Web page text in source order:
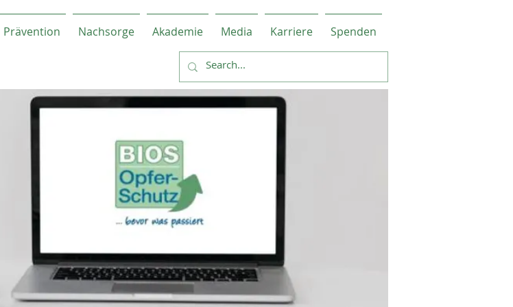
Prävention Nachsorge Akademie Media Karriere Spenden